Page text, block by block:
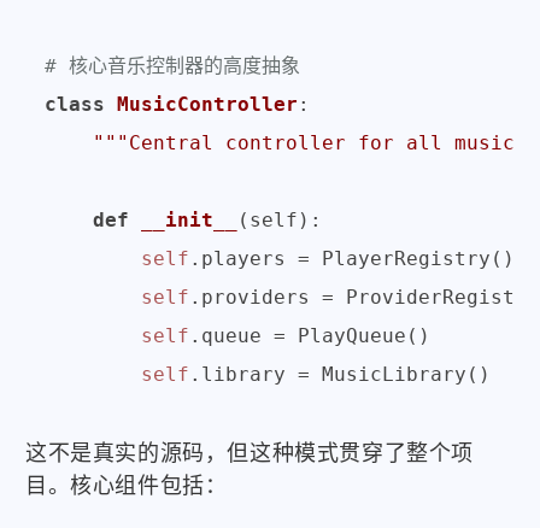
# 核心音乐控制器的高度抽象
class MusicController :
"""Central controller for all music-
def __init__ ( self ):
self .players = PlayerRegistry()
self .providers =
self .queue = PlayQueue()
self
这不是真实的源码，但这种模式贯穿了整个项
目。核心组件包括：